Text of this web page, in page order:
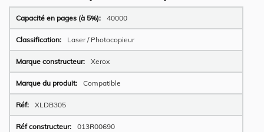
Plus
d’information
40000
Laser / Photocopieur
Xerox
Compatible
XLDB305
013R00690